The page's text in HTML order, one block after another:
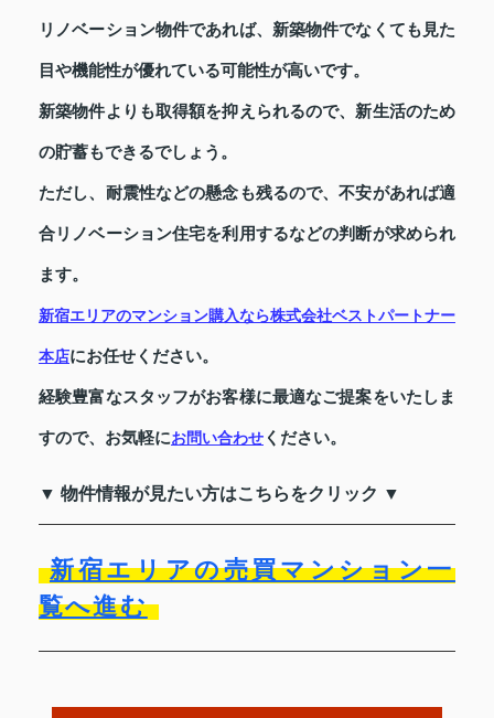
リノベーション物件であれば、新築物件でなくても見た
目や機能性が優れている可能性が高いです。
新築物件よりも取得額を抑えられるので、新生活のため
の貯蓄もできるでしょう。
ただし、耐震性などの懸念も残るので、不安があれば適
合リノベーション住宅を利用するなどの判断が求められ
ます。
新宿エリアのマンション購入なら株式会社ベストパートナー
本店にお任せください。
経験豊富なスタッフがお客様に最適なご提案をいたしま
すので、お気軽にお問い合わせ ください。
▼ 物件情報が見たい方はこちらをクリック ▼
新宿エリアの売買マンション一
覧へ進む